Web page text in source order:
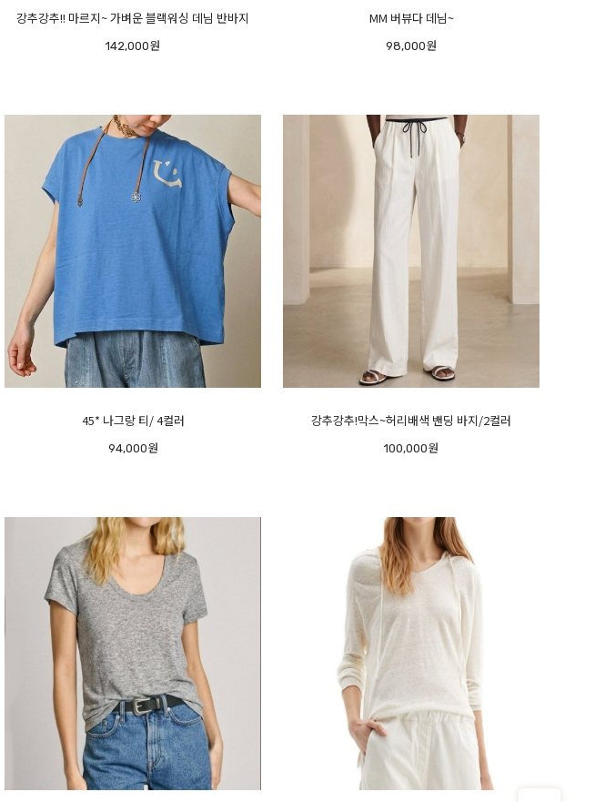
강추강추!! 마르지~ 가벼운 블랙워싱 데님 반바지
142,000원
MM 버뷰다 데님~
98,000원
45* 나그랑 티/ 4컬러
94,000원
강추강추!막스~허리배색 밴딩 바지/2컬러
100,000원